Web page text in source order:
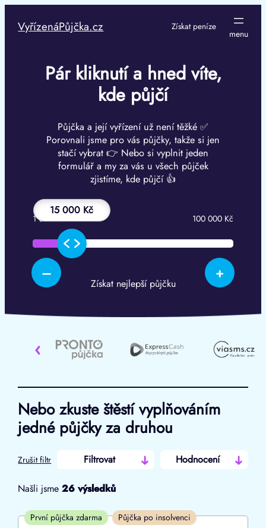
obsah
VyřízenáPůjčka.cz Získat peníze
Pár kliknutí a hned víte,
kde půjčí
Půjčka a její vyřízení už není těžké ✅
Porovnali jsme pro vás půjčky, takže si jen
stačí vybrat 👉 Nebo si vyplnit jeden
formulář a my za vás u všech půjček
zjistíme, kde půjčí 👍
15 000 Kč
– +
1 000 Kč 100 000 Kč
Získat nejlepší půjčku
‹
Nebo zkuste štěstí vyplňováním
jedné půjčky za druhou
Zrušit filtr Filtrovat Hodnocení
Od
Našli jsme26 výsledků
První půjčka zdarma Půjčka po insolvenci